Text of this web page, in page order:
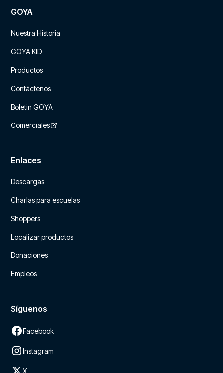
GOYA
Nuestra Historia
GOYA KID
Productos
Contáctenos
Boletin GOYA
Comerciales
Enlaces
Descargas
Charlas para escuelas
Shoppers
Localizar productos
Donaciones
Empleos
Síguenos
Facebook
Instagram
X